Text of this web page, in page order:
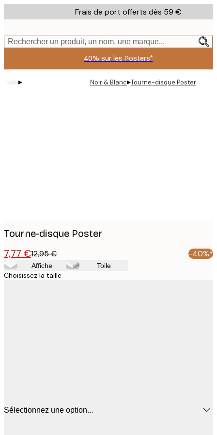
to
content.
Frais de port offerts dès 59 €
Rechercher un produit, un nom, une marque...
40% sur les Posters*
▸ Noir & Blanc▸Tourne-disque Poster
Tourne-disque Poster
7,77 €12,95 € -40%*
Affiche Toile
Choisissez la taille
Sélectionnez une option...